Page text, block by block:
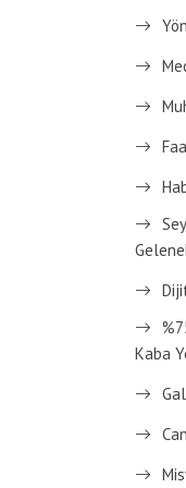
Kaba